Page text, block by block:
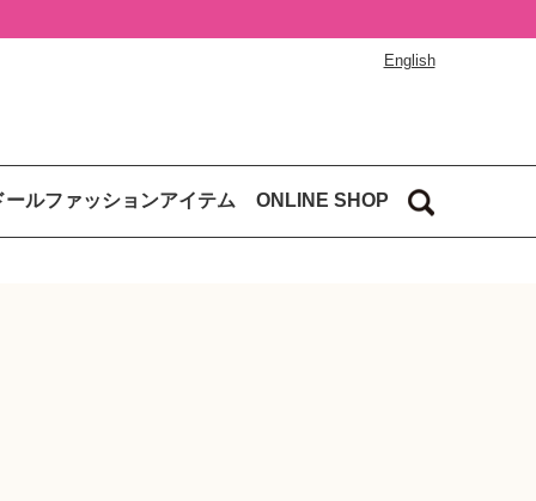
English
ールファッションアイテム ONLINE SHOP